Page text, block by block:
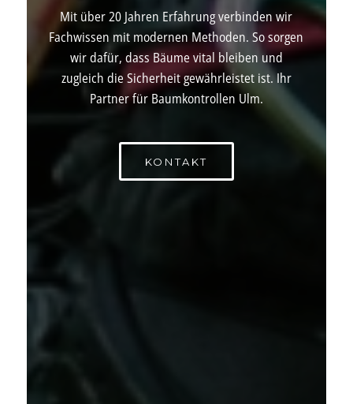
Mit über 20 Jahren Erfahrung verbinden wir
Fachwissen mit modernen Methoden. So sorgen
wir dafür, dass Bäume vital bleiben und
zugleich die Sicherheit gewährleistet ist. Ihr
Partner für Baumkontrollen Ulm.
KONTAKT